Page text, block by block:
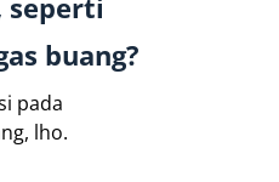
seperti
buang?
pada
lho.